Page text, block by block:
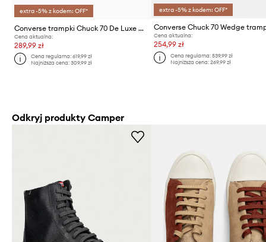
extra -5% z kodem: OFF*
Converse trampki Chuck 70 De Luxe Wedge Platform
Cena aktualna:
289,99 zł
Cena regularna:619,99 zł
Najniższa cena:309,99 zł
extra -5% z kodem: OFF*
Cena aktualna:
254,99 zł
Cena regularna: 539,99 zł
Najniższa cena: 269,99 zł
Odkryj produkty Camper